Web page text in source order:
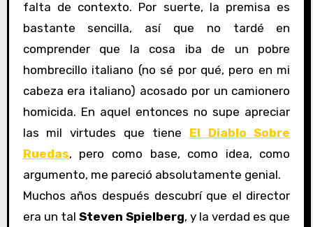
falta de contexto. Por suerte, la premisa es
bastante sencilla, así que no tardé en
comprender que la cosa iba de un pobre
hombrecillo italiano (no sé por qué, pero en mi
cabeza era italiano) acosado por un camionero
homicida. En aquel entonces no supe apreciar
las mil virtudes que tiene El Diablo Sobre
Ruedas, pero como base, como idea, como
argumento, me pareció absolutamente genial.
Muchos años después descubrí que el director
era un tal Steven Spielberg, y la verdad es que